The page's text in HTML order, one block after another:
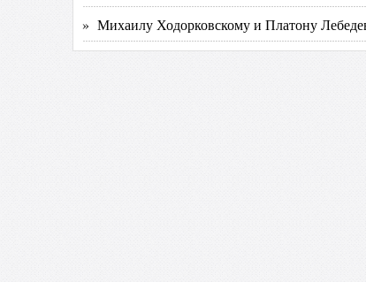
» Михаилу Ходорковскому и Платону